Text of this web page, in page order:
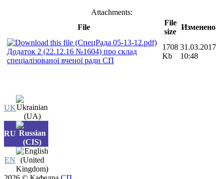
Attachments:
File
File
size
Изменено
Додаток 2 (22.12.16 №1604) про склад
спеціалізованої вченої ради СП
1708
Kb
31.03.2017
10:48
UK
RU
EN